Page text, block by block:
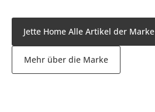
Jette Home Alle Artikel der Marke
Mehr über die Marke